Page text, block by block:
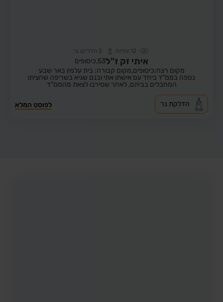
12 צפיות 2 הדליקו נר
איתי זק ז"ל53, כיסופים
מקום רצח:כיסופים,מקום קבורה: בית עלמין באר שבע
נספה בממ"ד ביחד עם אישתו אתי ובנם שגיא בשריפה שהציתו
המחבלים בביתם, לאחר שסירבו לצאת מהממ"ד
לפוסט המלא הדלקת נר